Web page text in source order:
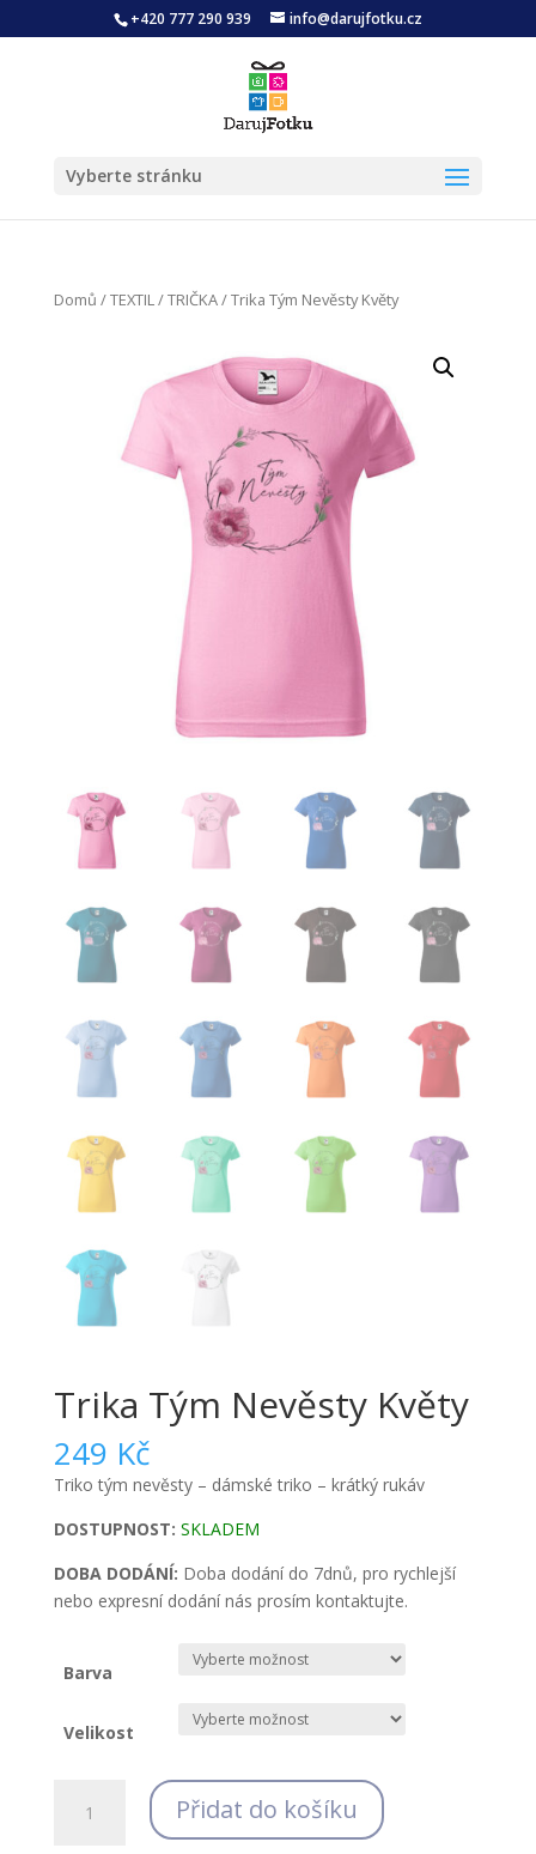
+420 777 290 939 info@darujfotku.cz
Vyberte stránku
Domů /TEXTIL/TRIČKA/ Trika Tým Nevěsty Květy
Trika Tým Nevěsty Květy
249 Kč
Triko tým nevěsty – dámské triko – krátký rukáv
DOSTUPNOST: SKLADEM
DOBA DODÁNÍ: Doba dodání do 7dnů, pro rychlejší
nebo expresní dodání nás prosím kontaktujte.
Barva
Velikost
Přidat do košíku